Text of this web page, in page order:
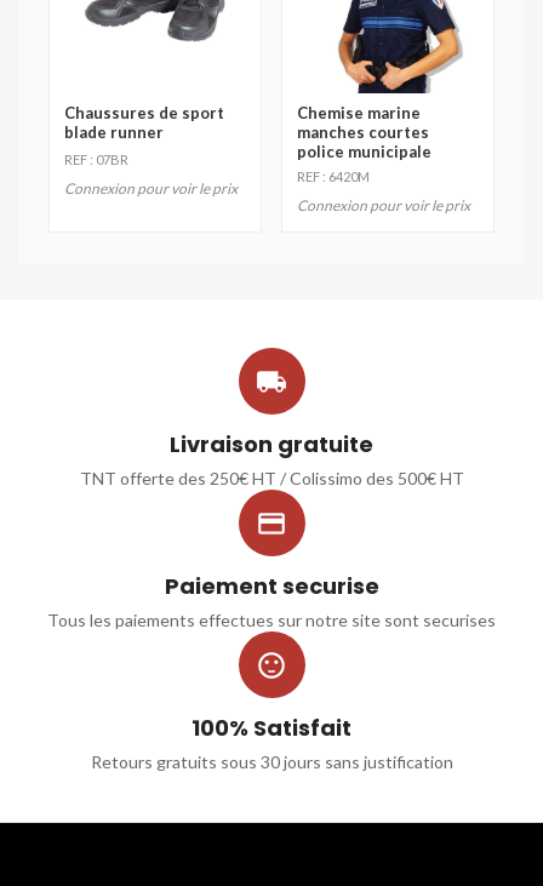
Chaussures de sport
blade runner
REF : 07BR
Connexion pour voir le prix
Chemise marine
manches courtes
police municipale
REF : 6420M
Connexion pour voir le prix

Livraison gratuite
TNT offerte des 250€ HT / Colissimo des 500€ HT

Paiement securise
Tous les paiements effectues sur notre site sont securises

100% Satisfait
Retours gratuits sous 30 jours sans justification